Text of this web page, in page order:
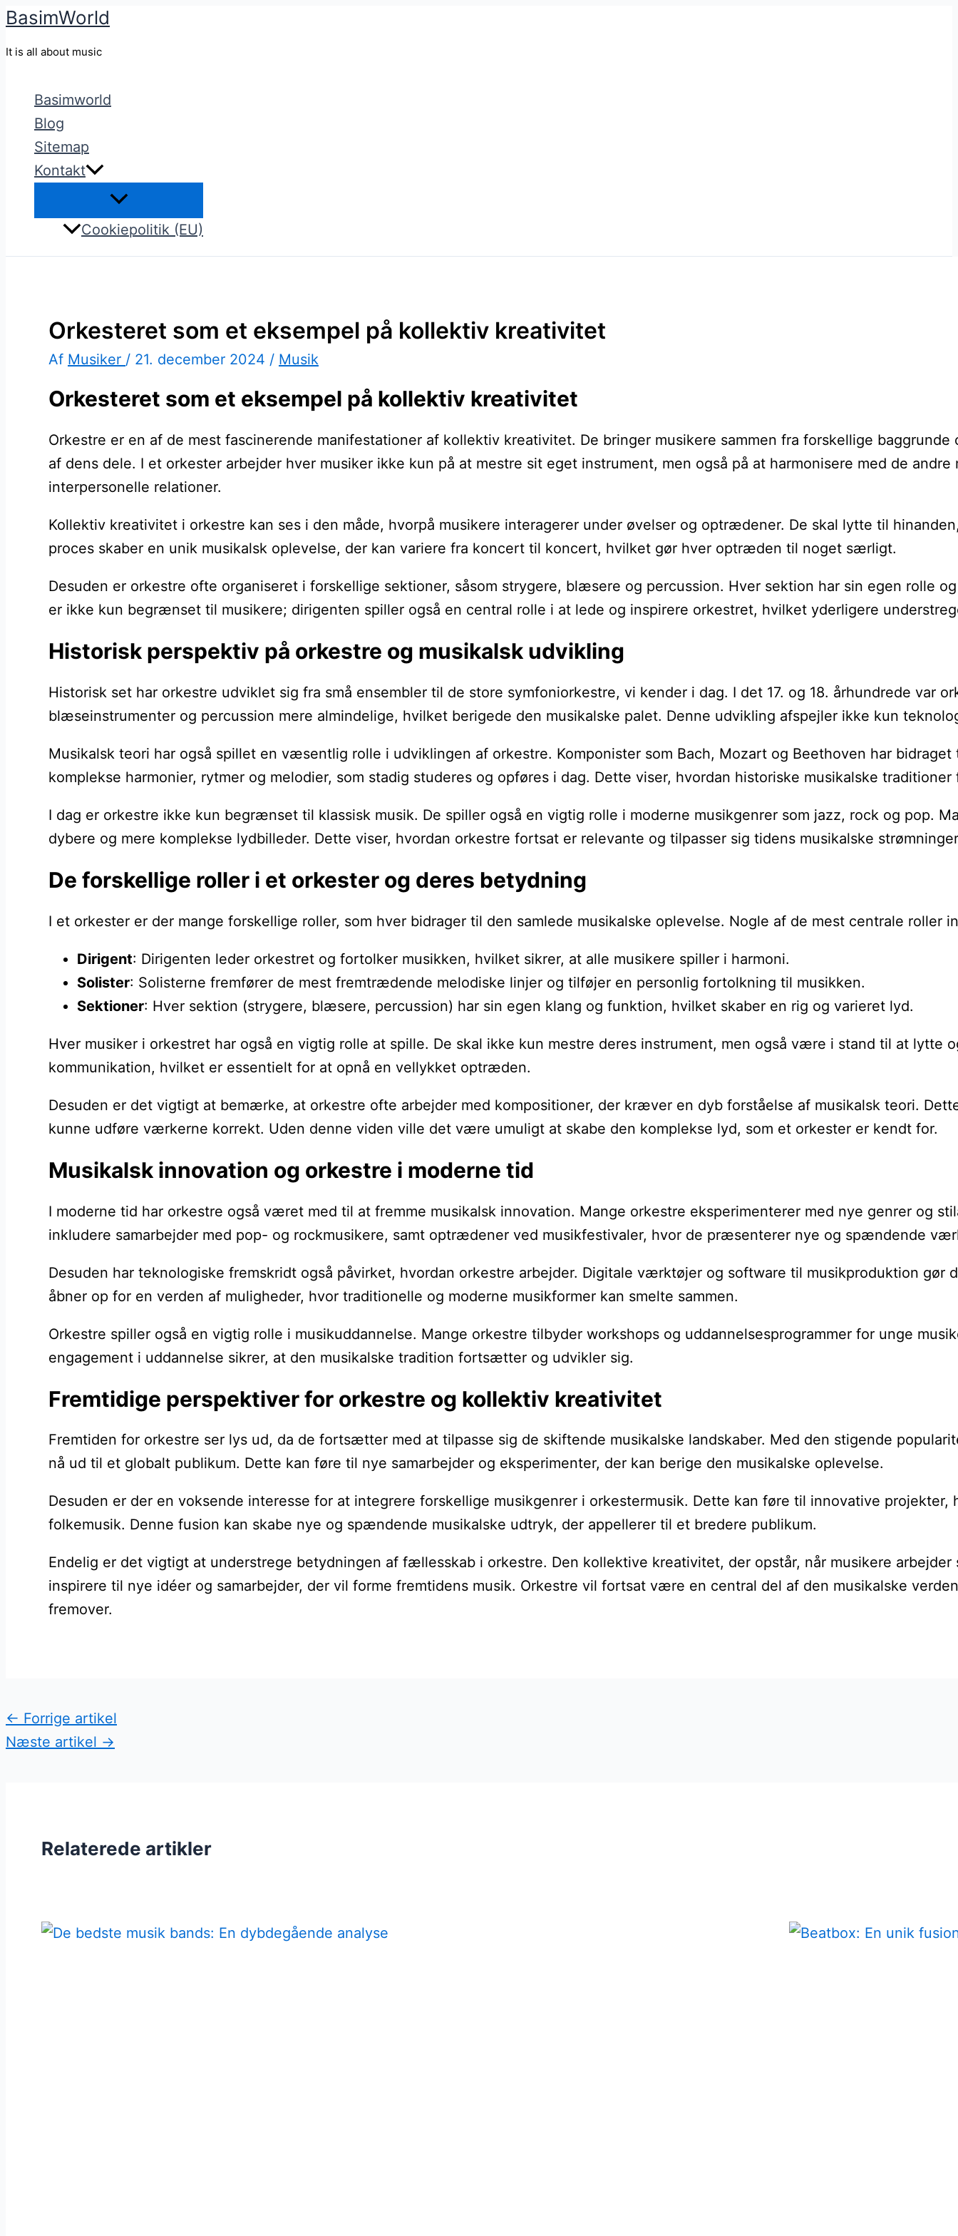
Gå
BasimWorld
It is all about music
Basimworld
Blog
Sitemap
Kontakt
Cookiepolitik (EU)
Orkesteret som et eksempel på kollektiv kreativitet
Af Musiker / 21. december 2024 / Musik
Orkesteret som et eksempel på kollektiv kreativitet
Orkestre er en af de mest fascinerende manifestationer af kollektiv kreativitet. De bringer musikere sammen fra forskellige
af dens dele. I et orkester arbejder hver musiker ikke kun på at mestre sit eget instrument, men også på at harmonisere med de
interpersonelle relationer.
Kollektiv kreativitet i orkestre kan ses i den måde, hvorpå musikere interagerer under øvelser og optrædener. De skal lytte til
proces skaber en unik musikalsk oplevelse, der kan variere fra koncert til koncert, hvilket gør hver optræden til noget særligt.
Desuden er orkestre ofte organiseret i forskellige sektioner, såsom strygere, blæsere og percussion. Hver sektion har sin egen rolle
er ikke kun begrænset til musikere; dirigenten spiller også en central rolle i at lede og inspirere orkestret, hvilket yderligere
Historisk perspektiv på orkestre og musikalsk udvikling
Historisk set har orkestre udviklet sig fra små ensembler til de store symfoniorkestre, vi kender i dag. I det 17. og 18. århundrede
blæseinstrumenter og percussion mere almindelige, hvilket berigede den musikalske palet. Denne udvikling afspejler ikke kun
Musikalsk teori har også spillet en væsentlig rolle i udviklingen af orkestre. Komponister som Bach, Mozart og Beethoven har
komplekse harmonier, rytmer og melodier, som stadig studeres og opføres i dag. Dette viser, hvordan historiske musikalske
I dag er orkestre ikke kun begrænset til klassisk musik. De spiller også en vigtig rolle i moderne musikgenrer som jazz, rock og pop.
dybere og mere komplekse lydbilleder. Dette viser, hvordan orkestre fortsat er relevante og tilpasser sig tidens musikalske
De forskellige roller i et orkester og deres betydning
I et orkester er der mange forskellige roller, som hver bidrager til den samlede musikalske oplevelse. Nogle af de mest centrale roller
Dirigent: Dirigenten leder orkestret og fortolker musikken, hvilket sikrer, at alle musikere spiller i harmoni.
Solister: Solisterne fremfører de mest fremtrædende melodiske linjer og tilføjer en personlig fortolkning til musikken.
Sektioner: Hver sektion (strygere, blæsere, percussion) har sin egen klang og funktion, hvilket skaber en rig og varieret lyd.
Hver musiker i orkestret har også en vigtig rolle at spille. De skal ikke kun mestre deres instrument, men også være i stand til at lytte
kommunikation, hvilket er essentielt for at opnå en vellykket optræden.
Desuden er det vigtigt at bemærke, at orkestre ofte arbejder med kompositioner, der kræver en dyb forståelse af musikalsk teori.
kunne udføre værkerne korrekt. Uden denne viden ville det være umuligt at skabe den komplekse lyd, som et orkester er kendt for.
Musikalsk innovation og orkestre i moderne tid
I moderne tid har orkestre også været med til at fremme musikalsk innovation. Mange orkestre eksperimenterer med nye genrer og
inkludere samarbejder med pop- og rockmusikere, samt optrædener ved musikfestivaler, hvor de præsenterer nye og spændende
Desuden har teknologiske fremskridt også påvirket, hvordan orkestre arbejder. Digitale værktøjer og software til musikproduktion
åbner op for en verden af muligheder, hvor traditionelle og moderne musikformer kan smelte sammen.
Orkestre spiller også en vigtig rolle i musikuddannelse. Mange orkestre tilbyder workshops og uddannelsesprogrammer for unge
engagement i uddannelse sikrer, at den musikalske tradition fortsætter og udvikler sig.
Fremtidige perspektiver for orkestre og kollektiv kreativitet
Fremtiden for orkestre ser lys ud, da de fortsætter med at tilpasse sig de skiftende musikalske landskaber. Med den stigende
nå ud til et globalt publikum. Dette kan føre til nye samarbejder og eksperimenter, der kan berige den musikalske oplevelse.
Desuden er der en voksende interesse for at integrere forskellige musikgenrer i orkestermusik. Dette kan føre til innovative
folkemusik. Denne fusion kan skabe nye og spændende musikalske udtryk, der appellerer til et bredere publikum.
Endelig er det vigtigt at understrege betydningen af fællesskab i orkestre. Den kollektive kreativitet, der opstår, når musikere
inspirere til nye idéer og samarbejder, der vil forme fremtidens musik. Orkestre vil fortsat være en central del af den musikalske
fremover.
← Forrige artikel
Næste artikel →
Relaterede artikler